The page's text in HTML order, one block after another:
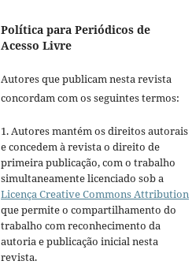
Política para Periódicos de
Acesso Livre
Autores que publicam nesta revista
concordam com os seguintes termos:
1. Autores mantém os direitos autorais
e concedem à revista o direito de
primeira publicação, com o trabalho
simultaneamente licenciado sob a
Licença Creative Commons Attribution
que permite o compartilhamento do
trabalho com reconhecimento da
autoria e publicação inicial nesta
revista.